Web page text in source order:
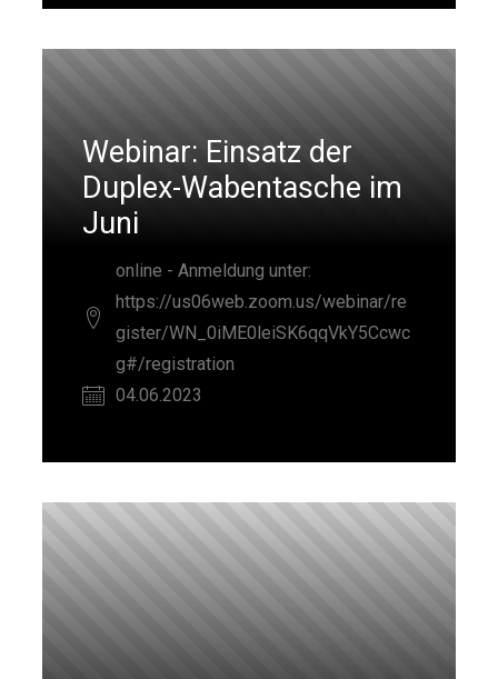
Webinar: Einsatz der
Duplex-Wabentasche im
Juni
online - Anmeldung unter:
https://us06web.zoom.us/webinar/re
gister/WN_0iME0leiSK6qqVkY5Ccwc
g#/registration
04.06.2023